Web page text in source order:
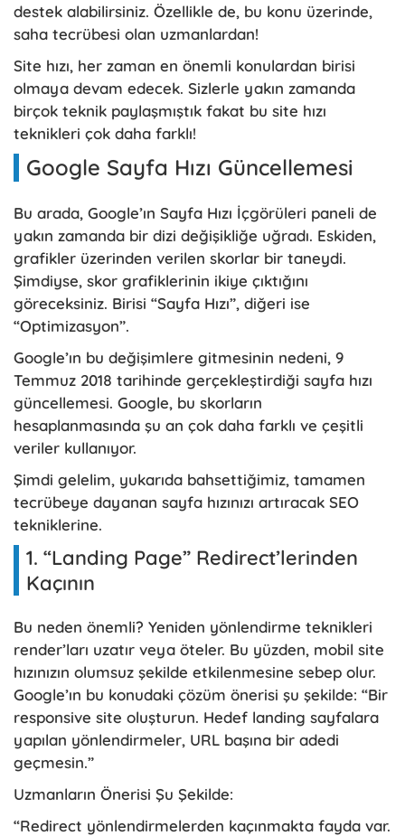
destek alabilirsiniz. Özellikle de, bu konu üzerinde,
saha tecrübesi olan uzmanlardan!
Site hızı, her zaman en önemli konulardan birisi
olmaya devam edecek. Sizlerle yakın zamanda
birçok teknik paylaşmıştık fakat bu site hızı
teknikleri çok daha farklı!
Google Sayfa Hızı Güncellemesi
Bu arada, Google’ın Sayfa Hızı İçgörüleri paneli de
yakın zamanda bir dizi değişikliğe uğradı. Eskiden,
grafikler üzerinden verilen skorlar bir taneydi.
Şimdiyse, skor grafiklerinin ikiye çıktığını
göreceksiniz. Birisi “Sayfa Hızı”, diğeri ise
“Optimizasyon”.
Google’ın bu değişimlere gitmesinin nedeni, 9
Temmuz 2018 tarihinde gerçekleştirdiği sayfa hızı
güncellemesi. Google, bu skorların
hesaplanmasında şu an çok daha farklı ve çeşitli
veriler kullanıyor.
Şimdi gelelim, yukarıda bahsettiğimiz, tamamen
tecrübeye dayanan sayfa hızınızı artıracak SEO
tekniklerine.
1. “Landing Page” Redirect’lerinden
Kaçının
Bu neden önemli? Yeniden yönlendirme teknikleri
render’ları uzatır veya öteler. Bu yüzden, mobil site
hızınızın olumsuz şekilde etkilenmesine sebep olur.
Google’ın bu konudaki çözüm önerisi şu şekilde: “Bir
responsive site oluşturun. Hedef landing sayfalara
yapılan yönlendirmeler, URL başına bir adedi
geçmesin.”
Uzmanların Önerisi Şu Şekilde:
“Redirect yönlendirmelerden kaçınmakta fayda var.